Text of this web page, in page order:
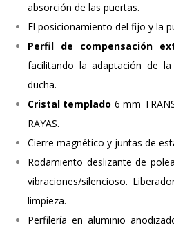
absorción de las puertas.
El posicionamiento del fijo y la
Perfil de compensación
facilitando la adaptación de
ducha.
Cristal templado 6 mm
RAYAS.
Cierre magnético y juntas de
Rodamiento deslizante de
vibraciones/silencioso.
limpieza.
Perfilería en aluminio